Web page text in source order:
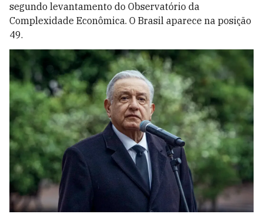
segundo levantamento do Observatório da
Complexidade Econômica. O Brasil aparece na posição
49.